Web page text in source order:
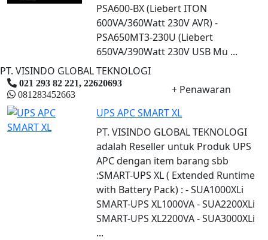
PSA600-BX (Liebert ITON
600VA/360Watt 230V AVR) -
PSA650MT3-230U (Liebert
650VA/390Watt 230V USB Mu ...
PT. VISINDO GLOBAL TEKNOLOGI
021 293 82 221, 22620693
081283452663
+ Penawaran
UPS APC SMART XL
PT. VISINDO GLOBAL TEKNOLOGI
adalah Reseller untuk Produk UPS
APC dengan item barang sbb
:SMART-UPS XL ( Extended Runtime
with Battery Pack) : - SUA1000XLi
SMART-UPS XL1000VA - SUA2200XLi
SMART-UPS XL2200VA - SUA3000XLi
...